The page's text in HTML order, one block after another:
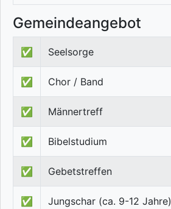
Gemeindeangebot
✅ Seelsorge
✅ Chor / Band
✅ Männertreff
✅ Bibelstudium
✅ Gebetstreffen
✅ Jungschar (ca. 9-12 Jahre)